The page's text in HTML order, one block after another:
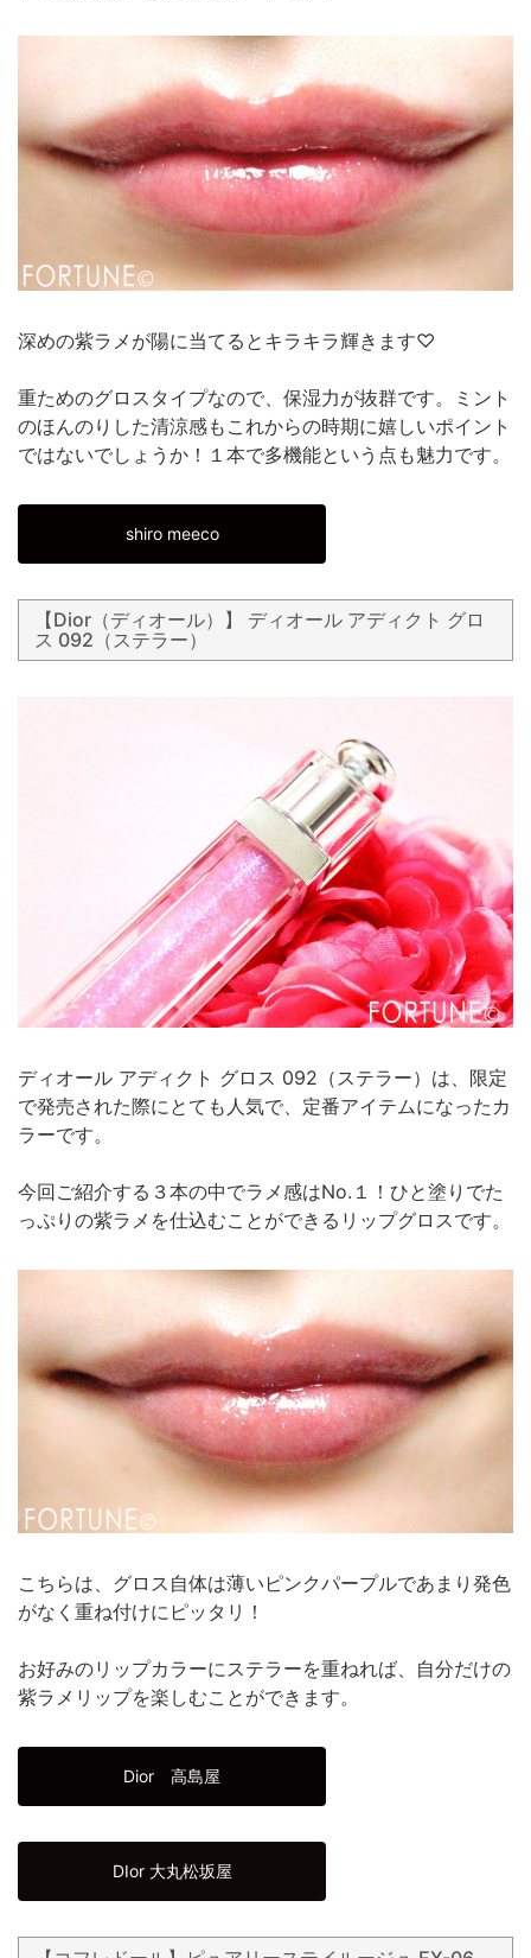
深めの紫ラメが陽に当てるとキラキラ輝きます♡
重ためのグロスタイプなので、保湿力が抜群です。ミント
のほんのりした清涼感もこれからの時期に嬉しいポイント
ではないでしょうか！１本で多機能という点も魅力です。
shiro meeco
【Dior（ディオール）】 ディオール アディクト グロ
ス 092（ステラー）
ディオール アディクト グロス 092（ステラー）は、限定
で発売された際にとても人気で、定番アイテムになったカ
ラーです。
今回ご紹介する３本の中でラメ感はNo.１！ひと塗りでた
っぷりの紫ラメを仕込むことができるリップグロスです。
こちらは、グロス自体は薄いピンクパープルであまり発色
がなく重ね付けにピッタリ！
お好みのリップカラーにステラーを重ねれば、自分だけの
紫ラメリップを楽しむことができます。
Dior 高島屋
DIor 大丸松坂屋